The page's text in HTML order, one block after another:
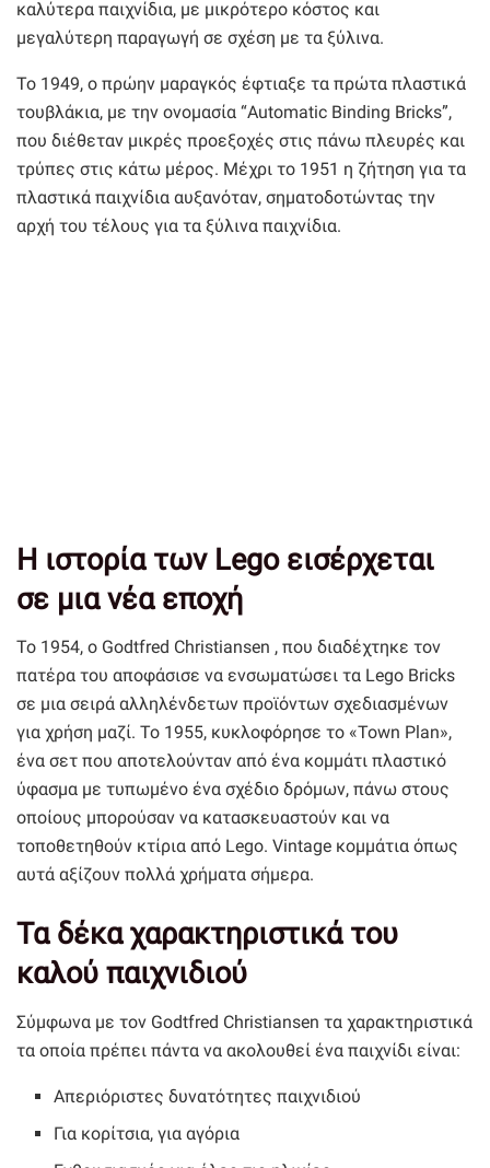
καλύτερα παιχνίδια, µε µικρότερο κόστος και
µεγαλύτερη παραγωγή σε σχέση µε τα ξύλινα.
Το 1949, ο πρώην μαραγκός έφτιαξε τα πρώτα πλαστικά
τουβλάκια, με την ονομασία “Automatic Binding Bricks”,
που διέθεταν µικρές προεξοχές στις πάνω πλευρές και
τρύπες στις κάτω μέρος. Μέχρι το 1951 η ζήτηση για τα
πλαστικά παιχνίδια αυξανόταν, σηµατοδοτώντας την
αρχή του τέλους για τα ξύλινα παιχνίδια.
Η ιστορία των Lego εισέρχεται
σε μια νέα εποχή
Το 1954, ο Godtfred Christiansen , που διαδέχτηκε τον
πατέρα του αποφάσισε να ενσωματώσει τα Lego Bricks
σε μια σειρά αλληλένδετων προϊόντων σχεδιασμένων
για χρήση μαζί. Το 1955, κυκλοφόρησε το «Town Plan»,
ένα σετ που αποτελούνταν από ένα κομμάτι πλαστικό
ύφασμα με τυπωμένο ένα σχέδιο δρόμων, πάνω στους
οποίους μπορούσαν να κατασκευαστούν και να
τοποθετηθούν κτίρια από Lego. Vintage κομμάτια όπως
αυτά αξίζουν πολλά χρήματα σήμερα.
Τα δέκα χαρακτηριστικά του
καλού παιχνιδιού
Σύμφωνα με τον Godtfred Christiansen τα χαρακτηριστικά
τα οποία πρέπει πάντα να ακολουθεί ένα παιχνίδι είναι:
Απεριόριστες δυνατότητες παιχνιδιού
Για κορίτσια, για αγόρια